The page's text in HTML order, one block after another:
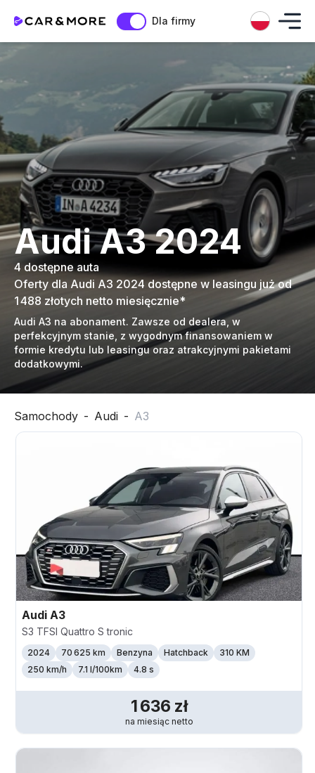
Dla firmy
Audi A3 2024
4 dostępne auta
Oferty dla Audi A3 2024 dostępne w leasingu już od
1 488 złotych netto miesięcznie*
Audi A3 na abonament. Zawsze od dealera, w
perfekcyjnym stanie, z wygodnym finansowaniem w
formie kredytu lub leasingu oraz atrakcyjnymi pakietami
dodatkowymi.
Samochody - Audi - A3
Audi A3
S3 TFSI Quattro S tronic
2024 70 625 km Benzyna Hatchback
310 KM
250 km/h 7.1 l/100km 4.8 s
1 636 zł
na miesiąc netto